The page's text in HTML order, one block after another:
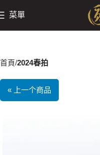
菜單
首頁 2024春拍
« 上一个商品